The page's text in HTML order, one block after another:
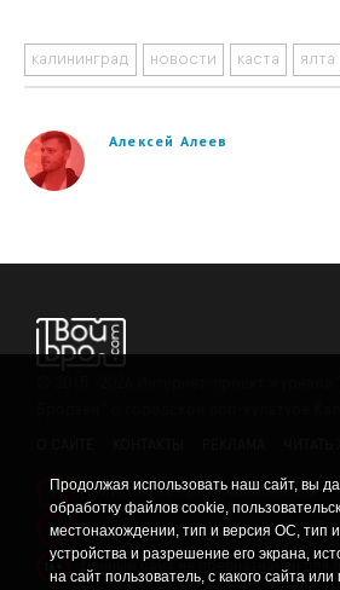
Продолжая использовать наш сайт, вы
обработку файлов cookie,
местонахождении, тип и версия ОС, тип
устройства и разрешение его экрана,
на сайт пользователь, с какого сайта
калининград новости каста ялта
Алексей Алеев
! Политика конфиденциальности
! Информация о проведении СОУТ
Данный сайт не предназначен для